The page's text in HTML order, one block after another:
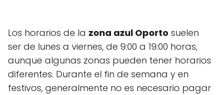
Los horarios de la zona azul Oporto suelen
ser de lunes a viernes, de 9:00 a 19:00 horas,
aunque algunas zonas pueden tener horarios
diferentes. Durante el fin de semana y en
festivos, generalmente no es necesario pagar